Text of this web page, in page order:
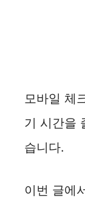
모바일 체
기 시간을
습니다.
이번 글에